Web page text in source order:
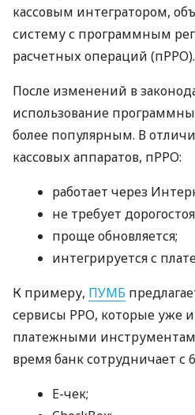
кассовым интегратором,
систему с программным
расчетных операций (пРРО).
После изменений в
использование
более популярным. В
кассовых аппаратов, пРРО:
работает через
не требует
проще обновляется;
интегрируется с
К примеру, ПУМБ
сервисы РРО, которые уже
платежными
время банк сотрудничает с
E-чек;